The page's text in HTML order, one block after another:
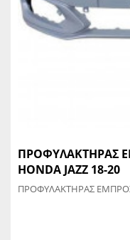
ΠΡΟΦΥΛΑΚΤΗΡΑΣ
HONDA JAZZ 18-20
ΠΡΟΦΥΛΑΚΤΗΡΑΣ